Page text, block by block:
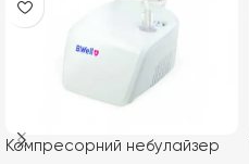
Компресорний небулайзер